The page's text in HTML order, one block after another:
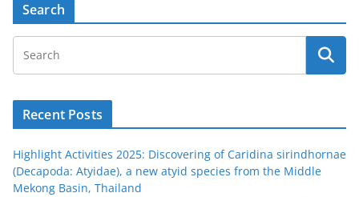
Search
Recent Posts
Highlight Activities 2025: Discovering of Caridina sirindhornae
(Decapoda: Atyidae), a new atyid species from the Middle
Mekong Basin, Thailand